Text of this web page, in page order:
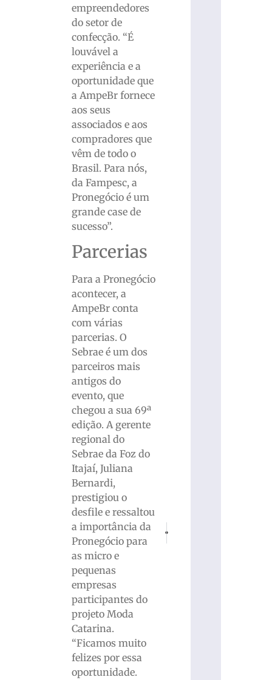
empreendedores
do setor de
confecção. “É
louvável a
experiência e a
oportunidade que
a AmpeBr fornece
aos seus
associados e aos
compradores que
vêm de todo o
Brasil. Para nós,
da Fampesc, a
Pronegócio é um
grande case de
sucesso”.
Parcerias
Para a Pronegócio
acontecer, a
AmpeBr conta
com várias
parcerias. O
Sebrae é um dos
parceiros mais
antigos do
evento, que
chegou a sua 69ª
edição. A gerente
regional do
Sebrae da Foz do
Itajaí, Juliana
Bernardi,
prestigiou o
desfile e ressaltou
a importância da
Pronegócio para
as micro e
pequenas
empresas
participantes do
projeto Moda
Catarina.
“Ficamos muito
felizes por essa
oportunidade.